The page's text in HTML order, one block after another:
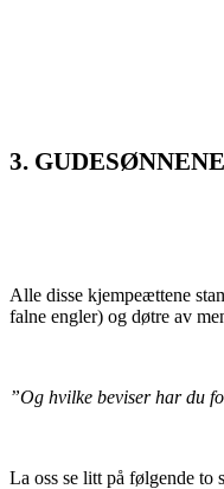
3.
Alle disse kjempeættene
falne engler) og døtre av
”Og hvilke beviser har du
La oss se litt på følgende to